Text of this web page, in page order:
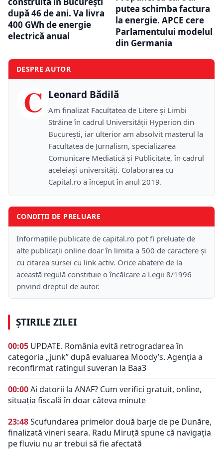
după 46 de ani. Va livra
400 GWh de energie
electrică anual
putea schimba factura
la energie. APCE cere
Parlamentului modelul
din Germania
DESPRE AUTOR
C Leonard Bădilă
Am finalizat Facultatea de Litere și Limbi
Străine în cadrul Universității Hyperion din
București, iar ulterior am absolvit masterul la
Facultatea de Jurnalism, specializarea
Comunicare Mediatică și Publicitate, în cadrul
aceleiași universități. Colaborarea cu
Capital.ro a început în anul 2019.
CONDIȚII DE PRELUARE
Informațiile publicate de capital.ro pot fi preluate de
alte publicații online doar în limita a 500 de caractere și
cu citarea sursei cu link activ. Orice abatere de la
această regulă constituie o încălcare a Legii 8/1996
privind dreptul de autor.
ȘTIRILE ZILEI
00:05 UPDATE. România evită retrogradarea în
categoria „junk” după evaluarea Moody’s. Agenția a
reconfirmat ratingul suveran la Baa3
00:00Ai datorii la ANAF? Cum verifici gratuit, online,
situația fiscală în doar câteva minute
23:48Scufundarea primelor două barje de pe Dunăre,
finalizată vineri seara. Radu Miruță spune că navigația
pe fluviu nu ar trebui să fie afectată